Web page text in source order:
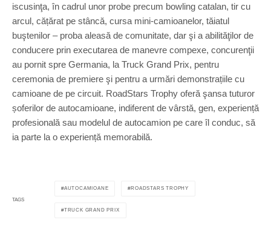
iscusinţa, în cadrul unor probe precum bowling catalan, tir cu
arcul, cățărat pe stâncă, cursa mini-camioanelor, tăiatul
buştenilor – proba aleasă de comunitate, dar şi a abilităţilor de
conducere prin executarea de manevre compexe, concurenţii
au pornit spre Germania, la Truck Grand Prix, pentru
ceremonia de premiere şi pentru a urmări demonstrațiile cu
camioane de pe circuit. RoadStars Trophy oferă şansa tuturor
șoferilor de autocamioane, indiferent de vârstă, gen, experiență
profesională sau modelul de autocamion pe care îl conduc, să
ia parte la o experiență memorabilă.
TAGS
AUTOCAMIOANE ROADSTARS TROPHY
TRUCK GRAND PRIX